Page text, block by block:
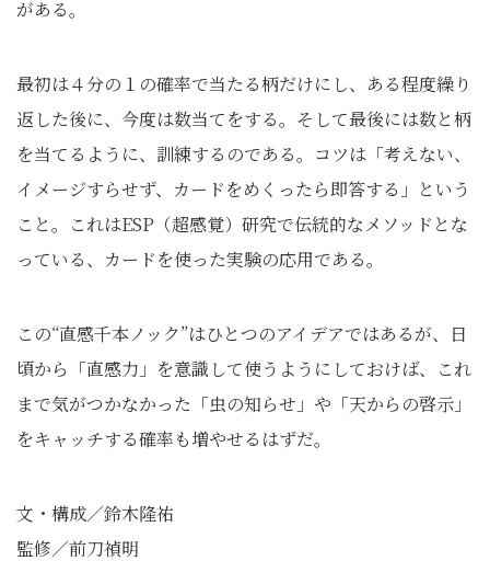
がある。
最初は４分の１の確率で当たる柄だけにし、ある程度繰り
返した後に、今度は数当てをする。そして最後には数と柄
を当てるように、訓練するのである。コツは「考えない、
イメージすらせず、カードをめくったら即答する」という
こと。これはESP（超感覚）研究で伝統的なメソッドとな
っている、カードを使った実験の応用である。
この“直感千本ノック”はひとつのアイデアではあるが、日
頃から「直感力」を意識して使うようにしておけば、これ
まで気がつかなかった「虫の知らせ」や「天からの啓示」
をキャッチする確率も増やせるはずだ。
文・構成／鈴木隆祐
監修／前刀禎明